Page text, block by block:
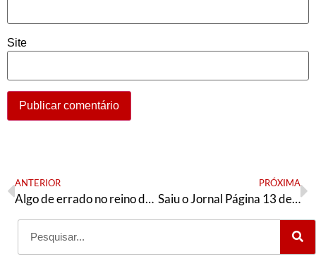
Site
ANTERIOR
Algo de errado no reino da Dinamarca
PRÓXIMA
Saiu o Jornal Página 13 de setembro